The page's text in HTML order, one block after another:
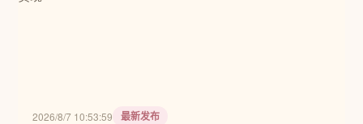
2026/8/7 10:53:59 最新发布